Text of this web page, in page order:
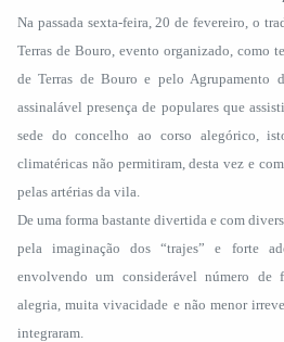
Na passada sexta-feira, 20 de fevereiro, o
Terras de Bouro, evento organizado, como
de Terras de Bouro e pelo Agrupamento
assinalável presença de populares que
sede do concelho ao corso alegórico,
climatéricas não permitiram, desta vez e
pelas artérias da vila.
De uma forma bastante divertida e com
pela imaginação dos “trajes” e forte
envolvendo um considerável número de
alegria, muita vivacidade e não menor
integraram.